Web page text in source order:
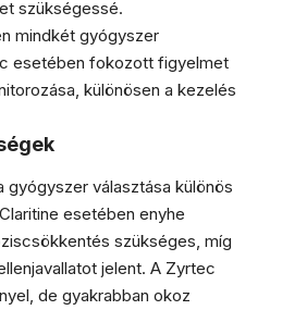
szükségessé.
mindkét gyógyszer
esetében fokozott figyelmet
különösen a kezelés
választása különös
esetében enyhe
szükséges, míg
jelent. A Zyrtec
de gyakrabban okoz